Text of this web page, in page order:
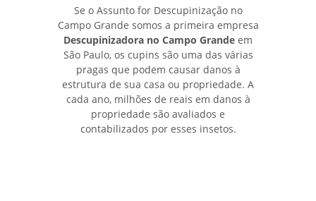
Se o Assunto for Descupinização no
Campo Grande somos a primeira empresa
Descupinizadora no Campo Grande em
São Paulo, os cupins são uma das várias
pragas que podem causar danos à
estrutura de sua casa ou propriedade. A
cada ano, milhões de reais em danos à
propriedade são avaliados e
contabilizados por esses insetos.